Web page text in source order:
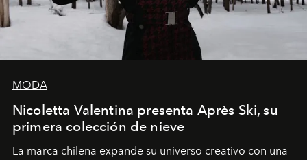
MODA
Nicoletta Valentina presenta Après Ski, su
primera colección de nieve
La marca chilena expande su universo creativo con una